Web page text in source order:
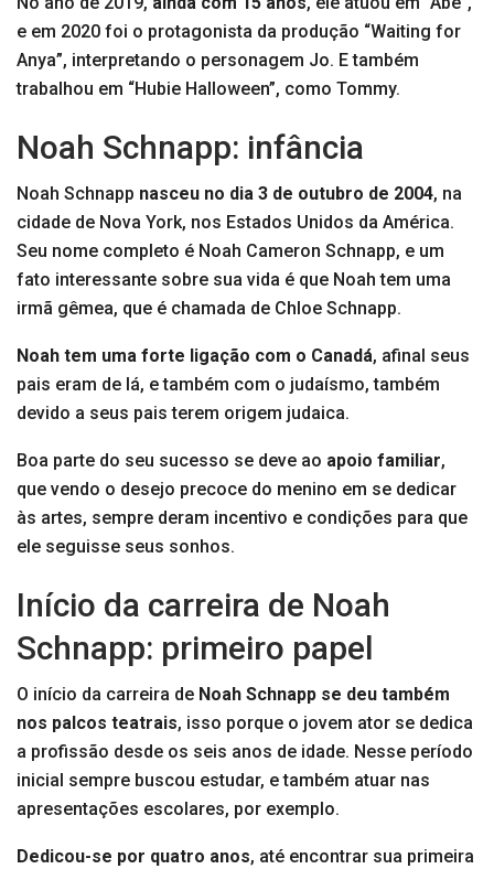
e em 2020 foi o protagonista da produção “Waiting for
Anya”, interpretando o personagem Jo. E também
trabalhou em “Hubie Halloween”, como Tommy.
Noah Schnapp: infância
Noah Schnapp nasceu no dia 3 de outubro de 2004, na
cidade de Nova York, nos Estados Unidos da América.
Seu nome completo é Noah Cameron Schnapp, e um
fato interessante sobre sua vida é que Noah tem uma
irmã gêmea, que é chamada de Chloe Schnapp.
Noah tem uma forte ligação com o Canadá, afinal seus
pais eram de lá, e também com o judaísmo, também
devido a seus pais terem origem judaica.
Boa parte do seu sucesso se deve ao apoio familiar,
que vendo o desejo precoce do menino em se dedicar
às artes, sempre deram incentivo e condições para que
ele seguisse seus sonhos.
Início da carreira de Noah
Schnapp: primeiro papel
O início da carreira de Noah Schnapp se deu também
nos palcos teatrais, isso porque o jovem ator se dedica
a profissão desde os seis anos de idade. Nesse período
inicial sempre buscou estudar, e também atuar nas
apresentações escolares, por exemplo.
Dedicou-se por quatro anos, até encontrar sua primeira